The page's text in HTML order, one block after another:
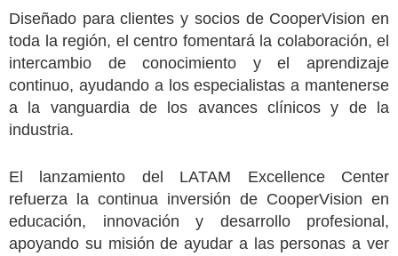
Diseñado para clientes y socios de CooperVision en
toda la región, el centro fomentará la colaboración, el
intercambio de conocimiento y el aprendizaje
continuo, ayudando a los especialistas a mantenerse
a la vanguardia de los avances clínicos y de la
industria.
El lanzamiento del LATAM Excellence Center
refuerza la continua inversión de CooperVision en
educación, innovación y desarrollo profesional,
apoyando su misión de ayudar a las personas a ver